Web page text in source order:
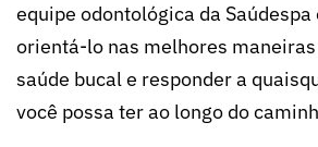
equipe odontológica da
orientá-lo nas melhores
saúde bucal e responder a
você possa ter ao longo do